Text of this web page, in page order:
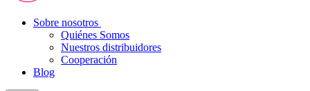
Sobre nosotros
Quiénes Somos
Nuestros distribuidores
Cooperación
Blog